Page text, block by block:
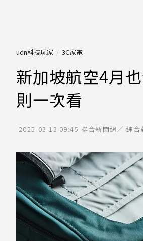
udn科技玩家 3C家電
新加坡航空4月
則一次看
2025-03-13 09:45 聯合新聞網／ 綜合